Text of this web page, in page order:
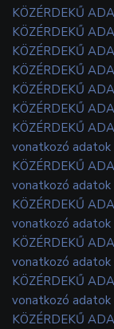
KÖZÉRDEKŰ
KÖZÉRDEKŰ
KÖZÉRDEKŰ
KÖZÉRDEKŰ
KÖZÉRDEKŰ
KÖZÉRDEKŰ
KÖZÉRDEKŰ
vonatkozó adatok
KÖZÉRDEKŰ
vonatkozó adatok
KÖZÉRDEKŰ
vonatkozó adatok
KÖZÉRDEKŰ
vonatkozó adatok
KÖZÉRDEKŰ
vonatkozó adatok
KÖZÉRDEKŰ